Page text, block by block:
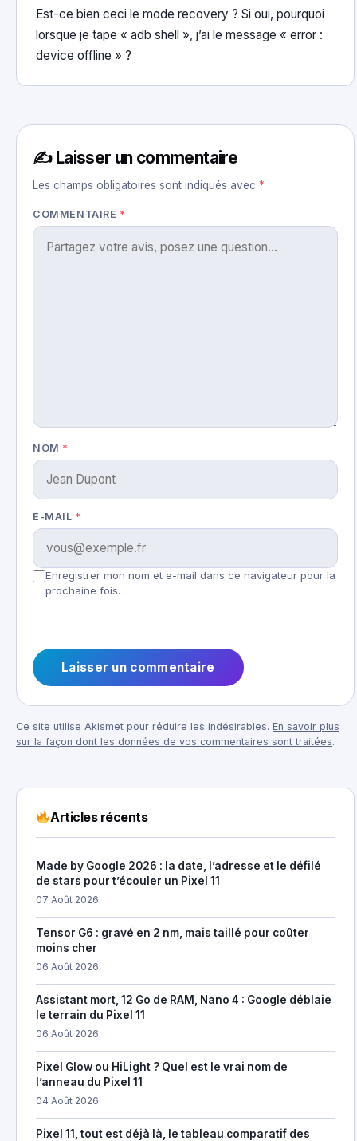
Est-ce bien ceci le mode recovery ? Si oui, pourquoi
lorsque je tape « adb shell », j’ai le message « error :
device offline » ?
✍️ Laisser un commentaire
Les champs obligatoires sont indiqués avec *
COMMENTAIRE *
NOM *
E-MAIL *
Enregistrer mon nom et e-mail dans ce navigateur pour la
prochaine fois.
Ce site utilise Akismet pour réduire les indésirables. En savoir plus
sur la façon dont les données de vos commentaires sont traitées.
Articles récents
Made by Google 2026 : la date, l’adresse et le défilé
de stars pour t’écouler un Pixel 11
07 Août 2026
Tensor G6 : gravé en 2 nm, mais taillé pour coûter
moins cher
06 Août 2026
Assistant mort, 12 Go de RAM, Nano 4 : Google déblaie
le terrain du Pixel 11
06 Août 2026
Pixel Glow ou HiLight ? Quel est le vrai nom de
l’anneau du Pixel 11
04 Août 2026
Pixel 11, tout est déjà là, le tableau comparatif des